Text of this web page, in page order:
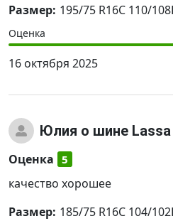
Размер: 195/75 R16C 110/
Оценка
16 октября 2025
Юлия о шине
Оценка 5
качество хорошее
Размер: 185/75 R16C 104/